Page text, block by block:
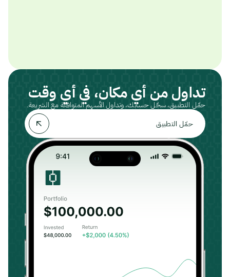
تداول من أي مكان، في أي وقت
حمّل التطبيق، سجّل حسابك، وتداول الأسهم المتوافقة مع الشريعة.
حمّل التطبيق